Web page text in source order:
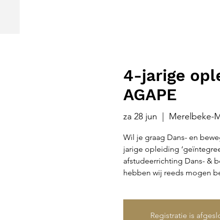
4-jarige
AGAPE
za 28 jun Merelbeke-
Wil je graag Dans- en
jarige opleiding
afstudeerrichting Dans- &
hebben wij reeds mogen
Registratie is